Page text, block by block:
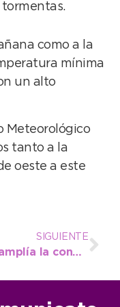
como a la
mínima
un alto
Meteorológico
tanto a la
oeste a este
SIGUIENTE
Se amplía la convocatoria para el Campamento de atletismo